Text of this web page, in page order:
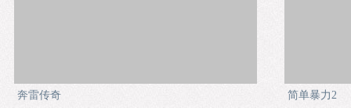
奔雷传奇 简单暴力2